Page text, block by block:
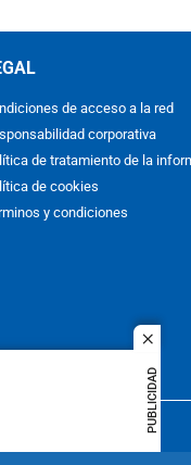
close
PUBLICIDAD
de acceso a la red
corporativa
de tratamiento de la
de cookies
y condiciones
idioma